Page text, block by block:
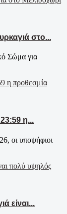
στο...
Σώμα για
η...
οι υποψήφιοι
είναι...